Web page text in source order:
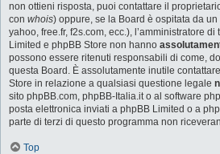
non ottieni risposta, puoi contattare il
con whois) oppure, se la Board è ospitata da
yahoo, free.fr, f2s.com, ecc.), l’amministratore
Limited e phpBB Store non hanno
possono essere ritenuti responsabili di come,
questa Board. È assolutamente inutile
Store in relazione a qualsiasi questione legale
sito phpBB.com, phpBB-Italia.it o al software
posta elettronica inviati a phpBB Limited o a
parte di terzi di questo programma non
Top